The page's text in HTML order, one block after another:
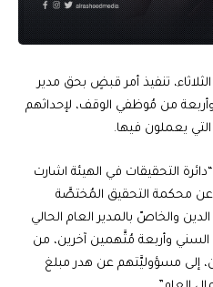
الثلاثاء، تنفيذ أمر قبضٍ بحق مدير
من مُوظفي الوقف، لإحداثهم
يعملون فيها.
التحقيقات في الهيئة اشارت
عن محكمة التحقيق المُختصَّة
والخاصّ بالمدير العام الحالي
السني وأربعة مُتَّهمين آخرين، من
إلى مسؤوليَّتهم عن هدر مبلغ